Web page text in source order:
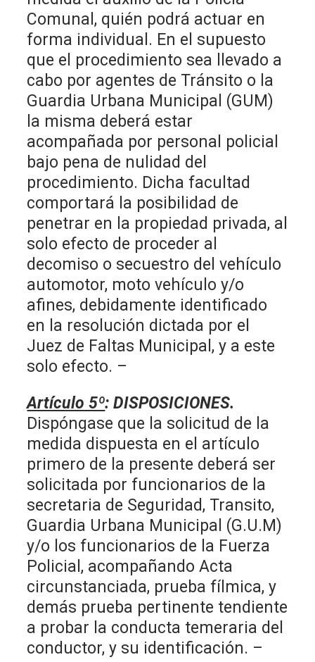
Comunal, quién podrá actuar en
forma individual. En el supuesto
que el procedimiento sea llevado a
cabo por agentes de Tránsito o la
Guardia Urbana Municipal (GUM)
la misma deberá estar
acompañada por personal policial
bajo pena de nulidad del
procedimiento. Dicha facultad
comportará la posibilidad de
penetrar en la propiedad privada, al
solo efecto de proceder al
decomiso o secuestro del vehículo
automotor, moto vehículo y/o
afines, debidamente identificado
en la resolución dictada por el
Juez de Faltas Municipal, y a este
solo efecto. –
Artículo 5º:DISPOSICIONES.
Dispóngase que la solicitud de la
medida dispuesta en el artículo
primero de la presente deberá ser
solicitada por funcionarios de la
secretaria de Seguridad, Transito,
Guardia Urbana Municipal (G.U.M)
y/o los funcionarios de la Fuerza
Policial, acompañando Acta
circunstanciada, prueba fílmica, y
demás prueba pertinente tendiente
a probar la conducta temeraria del
conductor, y su identificación. –